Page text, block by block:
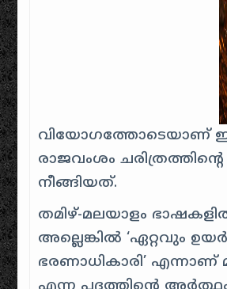
വിയോഗത്തോടെയാണ്
രാജവംശം
നീങ്ങിയത്.
തമിഴ്-മലയാളം
അല്ലെങ്കിൽ ‘ഏറ്റവും
ഭരണാധികാരി’ എന്നാണ്